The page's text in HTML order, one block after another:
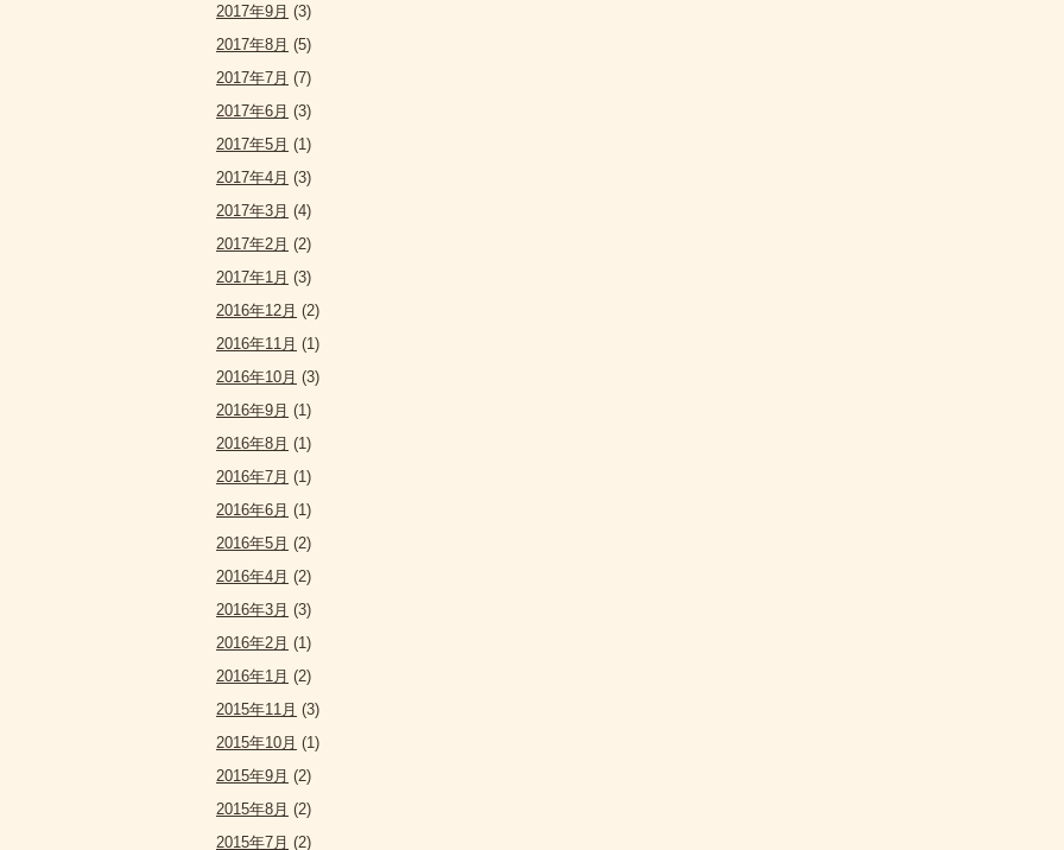
2017年9月 (3)
2017年8月 (5)
2017年7月 (7)
2017年6月 (3)
2017年5月 (1)
2017年4月 (3)
2017年3月 (4)
2017年2月 (2)
2017年1月 (3)
2016年12月 (2)
2016年11月 (1)
2016年10月 (3)
2016年9月 (1)
2016年8月 (1)
2016年7月 (1)
2016年6月 (1)
2016年5月 (2)
2016年4月 (2)
2016年3月 (3)
2016年2月 (1)
2016年1月 (2)
2015年11月 (3)
2015年10月 (1)
2015年9月 (2)
2015年8月 (2)
2015年7月 (2)